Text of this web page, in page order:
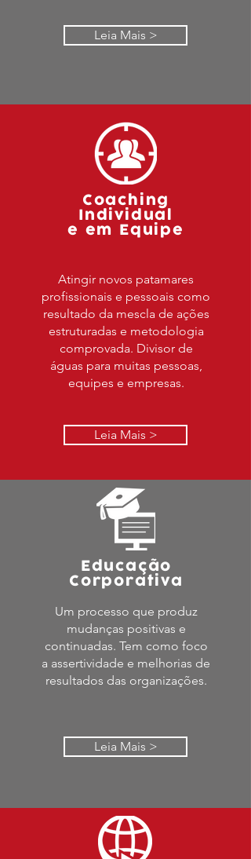
Leia Mais >
Coaching
Individual
e em Equipe
Atingir novos patamares
profissionais e pessoais como
resultado da mescla de ações
estruturadas e metodologia
comprovada. Divisor de
águas para muitas pessoas,
equipes e empresas.
Leia Mais >
Educação
Corporativa
Um processo que produz
mudanças positivas e
continuadas. Tem como foco
a assertividade e melhorias de
resultados das organizações.
Leia Mais >